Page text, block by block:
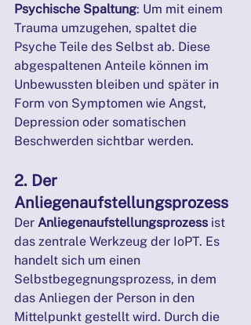
Psychische Spaltung: Um mit einem
Trauma umzugehen, spaltet die
Psyche Teile des Selbst ab. Diese
abgespaltenen Anteile können im
Unbewussten bleiben und später in
Form von Symptomen wie Angst,
Depression oder somatischen
Beschwerden sichtbar werden.
2. Der
Anliegenaufstellungsprozess
Der Anliegenaufstellungsprozess ist
das zentrale Werkzeug der IoPT. Es
handelt sich um einen
Selbstbegegnungsprozess, in dem
das Anliegen der Person in den
Mittelpunkt gestellt wird. Durch die